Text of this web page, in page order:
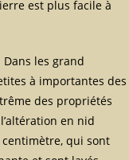
est plus facile à
les grand
à importantes des
des propriétés
en nid
centimètre, qui sont